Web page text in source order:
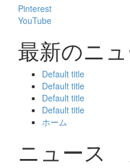
Pinterest
YouTube
最新のニ
Default title
Default title
Default title
Default title
ホーム
ニュース